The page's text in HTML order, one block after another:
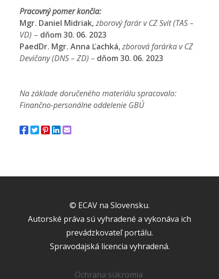
Pracovný pomer končia:
Mgr. Daniel Midriak,zborový farár v CZ Svit (TAS –
VD) – dňom 30. 06. 2023
PaedDr. Mgr. Anna Ľachká,zborová farárka v CZ
Devičany (DNS – ZD) – dňom 30. 06. 2023
Na základe doručeného materiálu spracovalo:
Finančno-personálne oddelenie GBÚ
© ECAV na Slovensku.
Autorské práva sú vyhradené a vykonáva ich
prevádzkovateľ portálu.
Spravodajská licencia vyhradená.
Ochrana súkromia